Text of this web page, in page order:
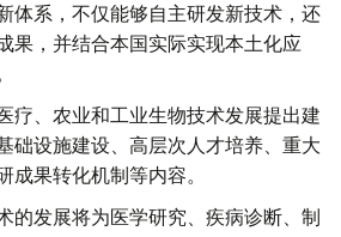
体系，不仅能够自主研发新技术，还
果，并结合本国实际实现本土化应
疗、农业和工业生物技术发展提出建
础设施建设、高层次人才培养、重大
成果转化机制等内容。
的发展将为医学研究、疾病诊断、制